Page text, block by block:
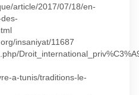
article/2017/07/18/en-
insaniyat/11687
a-tunis/traditions-le-